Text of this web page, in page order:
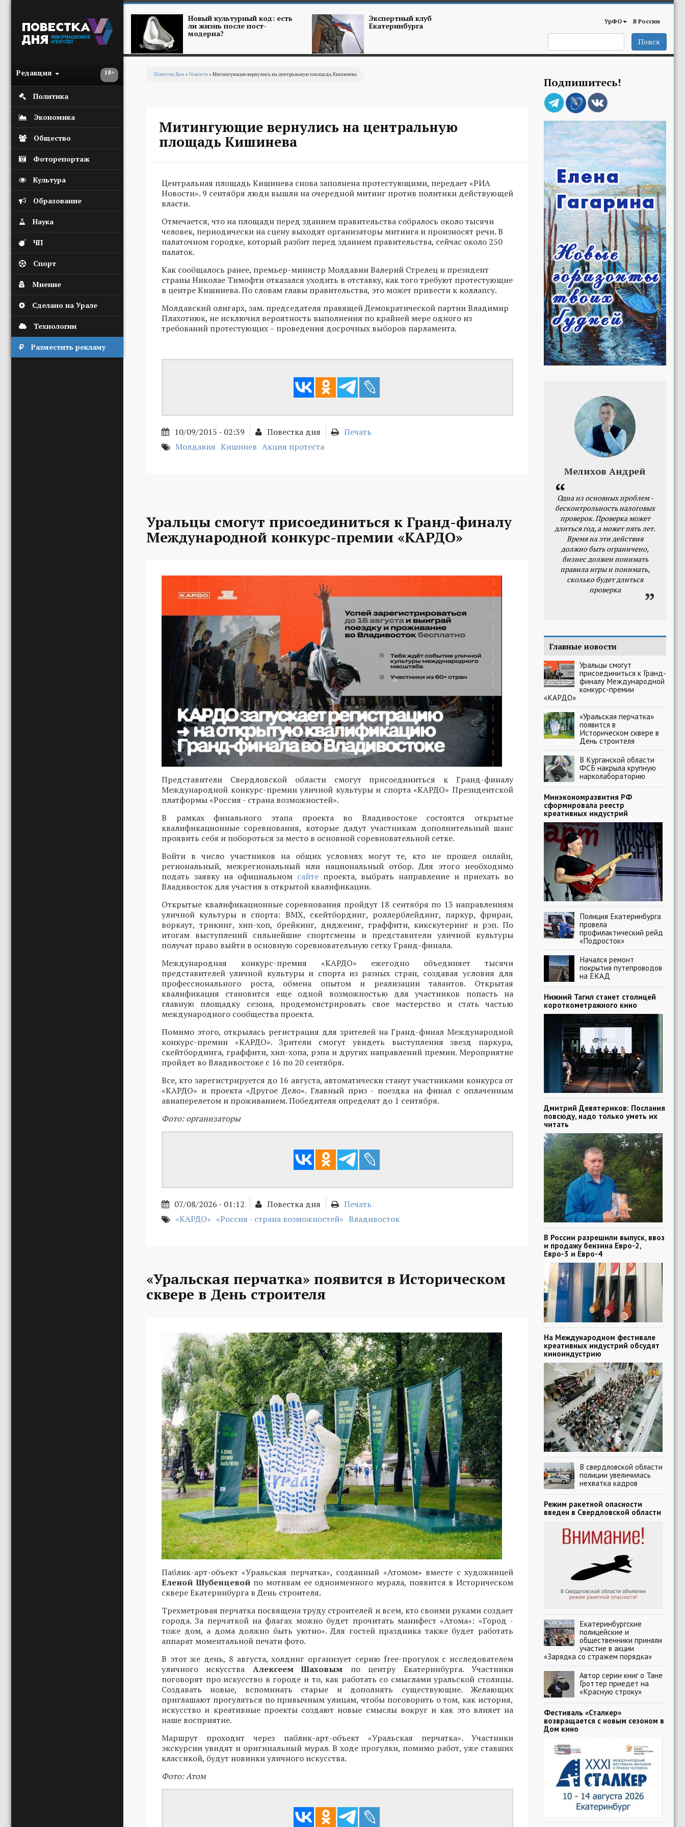
18+
Редакция
Политика
Экономика
Общество
Фоторепортаж
Культура
Образование
Наука
ЧП
Спорт
Мнение
Сделано на Урале
Технологии
Разместить рекламу
Новый культурный код: есть
ли жизнь после пост-
модерна?
Экспертный клуб
Екатеринбурга УрФО В России
Поиск
Повестка Дня» Новости» Митингующие вернулись на центральную площадь Кишинева
Митингующие вернулись на центральную
площадь Кишинева
Центральная площадь Кишинева снова заполнена протестующими, передает «РИА
Новости». 9 сентября люди вышли на очередной митинг против политики действующей
власти.
Отмечается, что на площади перед зданием правительства собралось около тысячи
человек, периодически на сцену выходят организаторы митинга и произносят речи. В
палаточном городке, который разбит перед зданием правительства, сейчас около 250
палаток.
Как сообщалось ранее, премьер-министр Молдавии Валерий Стрелец и президент
страны Николае Тимофти отказался уходить в отставку, как того требуют протестующие
в центре Кишинева. По словам главы правительства, это может привести к коллапсу.
Молдавский олигарх, зам. председателя правящей Демократической партии Владимир
Плахотнюк, не исключил вероятность выполнения по крайней мере одного из
требований протестующих – проведения досрочных выборов парламента.
10/09/2015 - 02:39 Повестка дня
Печать
Молдавия Кишинев Акция протеста
Уральцы смогут присоединиться к Гранд-финалу
Международной конкурс-премии «КАРДО»
Представители Свердловской области смогут присоединиться к Гранд-финалу
Международной конкурс-премии уличной культуры и спорта «КАРДО» Президентской
платформы «Россия - страна возможностей».
В рамках финального этапа проекта во Владивостоке состоятся открытые
квалификационные соревнования, которые дадут участникам дополнительный шанс
проявить себя и побороться за место в основной соревновательной сетке.
Войти в число участников на общих условиях могут те, кто не прошел онлайн,
региональный, межрегиональный или национальный отбор. Для этого необходимо
подать заявку на официальном сайтепроекта, выбрать направление и приехать во
Владивосток для участия в открытой квалификации.
Открытые квалификационные соревнования пройдут 18 сентября по 13 направлениям
уличной культуры и спорта: BMX, скейтбординг, роллерблейдинг, паркур, фриран,
воркаут, трикинг, хип-хоп, брейкинг, диджеинг, граффити, кикскутеринг и рэп. По
итогам выступлений сильнейшие спортсмены и представители уличной культуры
получат право выйти в основную соревновательную сетку Гранд-финала.
Международная конкурс-премия «КАРДО» ежегодно объединяет тысячи
представителей уличной культуры и спорта из разных стран, создавая условия для
профессионального роста, обмена опытом и реализации талантов. Открытая
квалификация становится еще одной возможностью для участников попасть на
главную площадку сезона, продемонстрировать свое мастерство и стать частью
международного сообщества проекта.
Помимо этого, открылась регистрация для зрителей на Гранд-финал Международной
конкурс-премии «КАРДО». Зрители смогут увидеть выступления звезд паркура,
скейтбординга, граффити, хип-хопа, рэпа и других направлений премии. Мероприятие
пройдет во Владивостоке с 16 по 20 сентября.
Все, кто зарегистрируется до 16 августа, автоматически станут участниками конкурса от
«КАРДО» и проекта «Другое Дело». Главный приз - поездка на финал с оплаченным
авиаперелетом и проживанием. Победителя определят до 1 сентября.
Фото: организаторы
07/08/2026 - 01:12 Повестка дня
Печать
«КАРДО» «Россия - страна возможностей» Владивосток
«Уральская перчатка» появится в Историческом
сквере в День строителя
Паблик-арт-объект «Уральская перчатка», созданный «Атомом» вместе с художницей
Еленой Шубенцевой по мотивам ее одноименного мурала, появится в Историческом
сквере Екатеринбурга в День строителя.
Трехметровая перчатка посвящена труду строителей и всем, кто своими руками создает
города. За перчаткой на флагах можно будет прочитать манифест «Атома»: «Город -
тоже дом, а дома должно быть уютно». Для гостей праздника также будет работать
аппарат моментальной печати фото.
В этот же день, 8 августа, холдинг организует серию free-прогулок с исследователем
уличного искусства Алексеем Шаховым по центру Екатеринбурга. Участники
поговорят про искусство в городе и то, как работать со смыслами уральской столицы.
Создавать новые, вспоминать старые и дополнять существующие. Желающих
приглашают прогуляться по привычным улицам, чтобы поговорить о том, как история,
искусство и креативные проекты создают новые смыслы вокруг и как это влияет на
наше восприятие.
Маршрут проходит через паблик-арт-объект «Уральская перчатка». Участники
экскурсии увидят и оригинальный мурал. В ходе прогулки, помимо работ, уже ставших
классикой, будут новинки уличного искусства.
Фото: Атом
Подпишитесь!
Мелихов Андрей
Одна из основных проблем -
бесконтрольность налоговых
проверок. Проверка может
длиться год, а может пять лет.
Время на эти действия
должно быть ограничено,
бизнес должен понимать
правила игры и понимать,
сколько будет длиться
проверка
Главные новости
Уральцы смогут
присоединиться к Гранд-
финалу Международной
конкурс-премии
«КАРДО»
«Уральская перчатка»
появится в
Историческом сквере в
День строителя
В Курганской области
ФСБ накрыла крупную
нарколабораторию
Минэкономразвития РФ
сформировала реестр
креативных индустрий
Полиция Екатеринбурга
провела
профилактический рейд
«Подросток»
Начался ремонт
покрытия путепроводов
на ЕКАД
Нижний Тагил станет столицей
короткометражного кино
Дмитрий Девятериков: Послания
повсюду, надо только уметь их
читать
В России разрешили выпуск, ввоз
и продажу бензина Евро-2,
Евро-3 и Евро-4
На Международном фестивале
креативных индустрий обсудят
киноиндустрию
В свердловской области
полиции увеличилась
нехватка кадров
Режим ракетной опасности
введен в Свердловской области
Екатеринбургские
полицейские и
общественники приняли
участие в акции
«Зарядка со стражем порядка»
Автор серии книг о Тане
Гроттер приедет на
«Красную строку»
Фестиваль «Сталкер»
возвращается с новым сезоном в
Дом кино